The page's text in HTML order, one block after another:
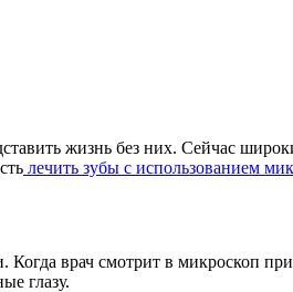
жизнь без них. Сейчас
лечить зубы с использованием
врач смотрит в микроскоп
глазу.